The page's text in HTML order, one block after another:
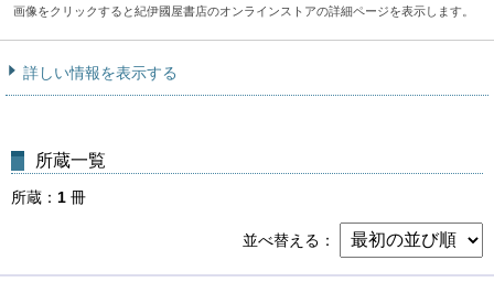
画像をクリックすると紀伊國屋書店のオンラインストアの詳細ページを表示します。
詳しい情報を表示する
所蔵一覧
所蔵 1 冊
並べ替える